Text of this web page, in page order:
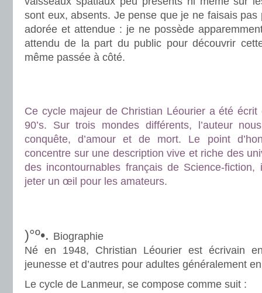
sont eux, absents. Je pense que je ne faisais
adorée et attendue : je ne possède
attendu de la part du public pour découvrir
même passée à côté.
Ce cycle majeur de Christian Léourier a été écrit
90’s. Sur trois mondes différents, l’auteur
conquête, d’amour et de mort. Le point
concentre sur une description vive et riche des
des incontournables français de Science-
jeter un œil pour les amateurs.
)°º•. Biographie
Né en 1948, Christian Léourier est écrivain
jeunesse et d’autres pour adultes généralement
Le cycle de Lanmeur, se compose comme suit :